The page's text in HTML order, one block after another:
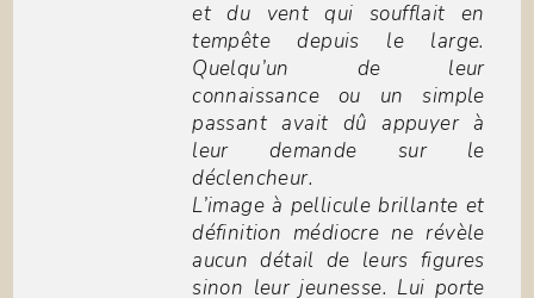
et du vent qui soufflait en
tempête depuis le large.
Quelqu’un de leur
connaissance ou un simple
passant avait dû appuyer à
leur demande sur le
déclencheur.
L’image à pellicule brillante et
définition médiocre ne révèle
aucun détail de leurs figures
sinon leur jeunesse. Lui porte